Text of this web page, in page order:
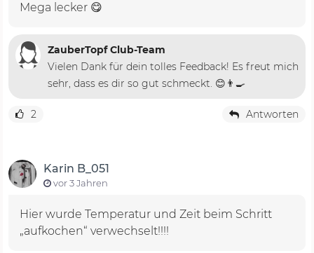
Mega lecker 😋
ZauberTopf Club-Team
Vielen Dank für dein tolles Feedback! Es freut mich
sehr, dass es dir so gut schmeckt. 😊👨‍🍳
2 Antworten
Karin B_051
vor 3 Jahren
Hier wurde Temperatur und Zeit beim Schritt
„aufkochen“ verwechselt!!!!